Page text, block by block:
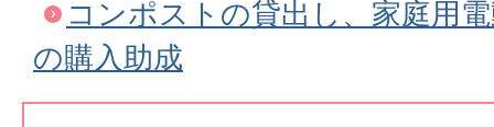
コンポストの貸出し、家庭用
の購入助成